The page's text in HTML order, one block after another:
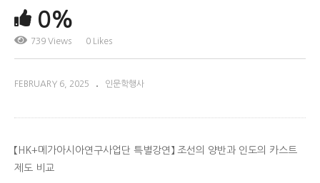
【HK+메가아시아연구사업단 특별강연】 조선의 양반과
인도의 카스트제도 비교
0%
739 Views 0 Likes
FEBRUARY 6, 2025 인문학행사
【HK+메가아시아연구사업단 특별강연】 조선의 양반과 인도의 카스트
제도 비교